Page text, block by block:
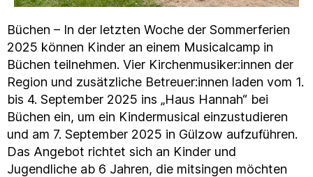
Büchen – In der letzten Woche der Sommerferien
2025 können Kinder an einem Musicalcamp in
Büchen teilnehmen. Vier Kirchenmusiker:innen der
Region und zusätzliche Betreuer:innen laden vom 1.
bis 4. September 2025 ins „Haus Hannah“ bei
Büchen ein, um ein Kindermusical einzustudieren
und am 7. September 2025 in Gülzow aufzuführen.
Das Angebot richtet sich an Kinder und
Jugendliche ab 6 Jahren, die mitsingen möchten